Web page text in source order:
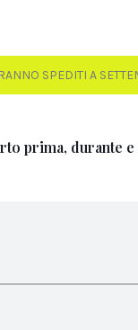
SPEDITI A
prima, durante